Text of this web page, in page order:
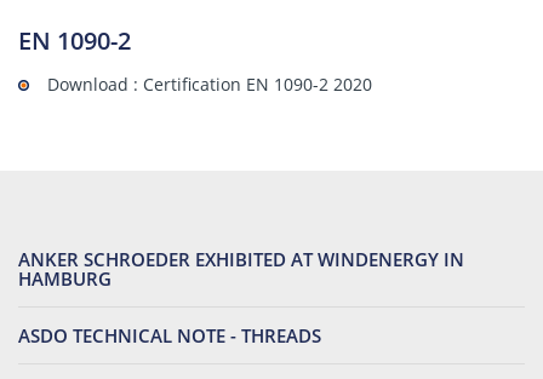
EN 1090-2
Download : Certification EN 1090-2 2020
ANKER SCHROEDER EXHIBITED AT WINDENERGY IN
HAMBURG
ASDO TECHNICAL NOTE - THREADS